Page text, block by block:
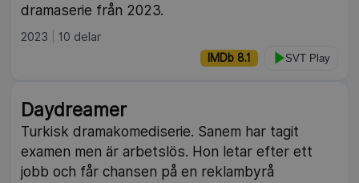
dramaserie från 2023.
2023 10 delar
IMDb 8.1 SVT Play
Daydreamer
Turkisk dramakomediserie. Sanem har tagit
examen men är arbetslös. Hon letar efter ett
jobb och får chansen på en reklambyrå